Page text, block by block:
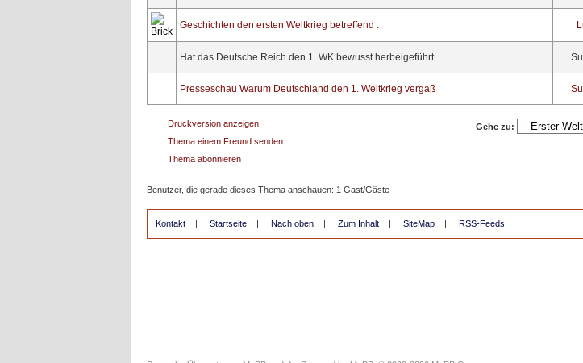
Geschichten den ersten Weltkrieg betreffend .
Hat das Deutsche Reich den 1. WK bewusst herbeigeführt.
Presseschau Warum Deutschland den 1. Weltkrieg vergaß
Druckversion anzeigen
Thema einem Freund senden
Thema abonnieren
Gehe zu:
Benutzer, die gerade dieses Thema anschauen: 1 Gast/Gäste
Kontakt | Startseite | Nach oben | Zum Inhalt | SiteMap | RSS-Feeds